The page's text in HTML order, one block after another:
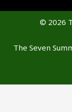
© 2026
The Seven